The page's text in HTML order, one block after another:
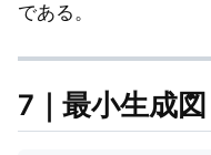
である。
7｜最小生成図